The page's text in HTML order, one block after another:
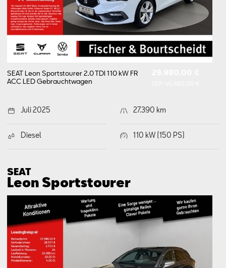
SEAT Leon Sportstourer 2.0 TDI 110 kW FR
ACC LEDGebrauchtwagen
Juli 2025 27.390 km
Diesel 110 kW (150 PS)
SEAT
Leon Sports­tourer